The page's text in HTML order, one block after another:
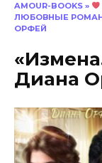
AMOUR-BOOKS »
ЛЮБОВНЫЕ
ОРФЕЙ
Диана